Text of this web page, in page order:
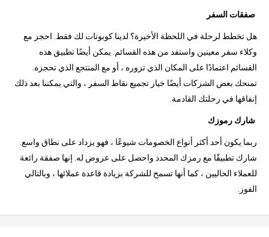
صفقات السفر
هل تخطط لرحلة في اللحظة الأخيرة؟ لدينا كوبونات لك فقط. احجز مع
وكلاء سفر معينين واستفد من هذه القسائم. يمكن أيضًا تطبيق هذه
القسائم اعتمادًا على المكان الذي تزوره ، أو مع المنتجع الذي تحجزه.
تمنحك بعض الشركات أيضًا خيار تجميع نقاط السفر ، والتي يمكننا بعد ذلك
إنفاقها في رحلتك القادمة.
شارك رموزك
ربما يكون أحد أكثر أنواع الخصومات شيوعًا ، فهو يزداد على نطاق واسع.
شارك تطبيقًا مع رمزك المحدد واحصل على عروض له. إنها صفقة رائعة
للعملاء الحاليين ، كما أنها تسمح للشركة بزيادة قاعدة عملائها ، وبالتالي
الفوز.